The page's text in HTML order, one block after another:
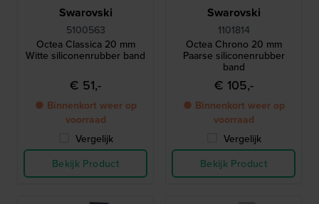
Swarovski
5100563
Octea Classica 20 mm
Witte siliconenrubber band
€ 51,-
● Binnenkort weer op
voorraad
Vergelijk
Bekijk Product
Swarovski
1101814
Octea Chrono 20 mm
Paarse siliconenrubber
band
€ 105,-
● Binnenkort weer op
voorraad
Vergelijk
Bekijk Product